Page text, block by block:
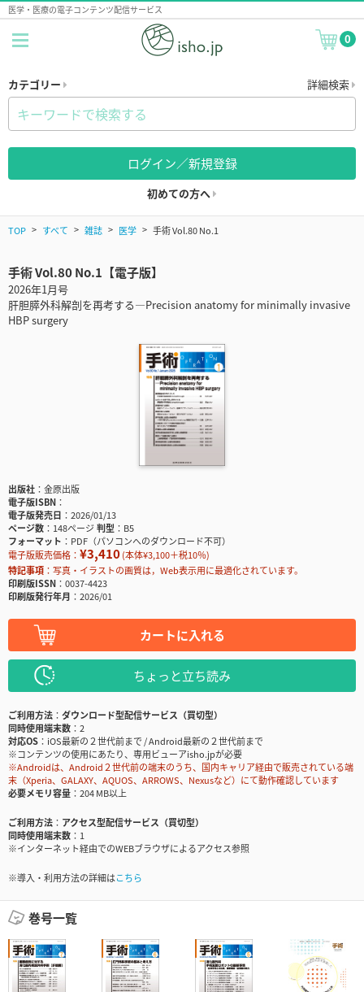
医学・医療の電子コンテンツ配信サービス
0
カテゴリー 詳細検索
ログイン／新規登録
初めての方へ
TOP すべて 雑誌 医学 手術 Vol.80 No.1
手術 Vol.80 No.1【電子版】
2026年1月号
肝胆膵外科解剖を再考する―Precision anatomy for minimally invasive
HBP surgery
出版社
金原出版
電子版ISBN
電子版発売日
2026/01/13
ページ数
148ページ判型
B5
フォーマット
PDF（パソコンへのダウンロード不可）
電子版販売価格： ¥3,410(本体¥3,100＋税10％)
特記事項
写真・イラストの画質は，Web表示用に最適化されています。
印刷版ISSN
0037-4423
印刷版発行年月
2026/01
カートに入れる
ちょっと立ち読み
ご利用方法
ダウンロード型配信サービス（買切型）
同時使用端末数
2
対応OS
iOS最新の２世代前まで / Android最新の２世代前まで
※コンテンツの使用にあたり、専用ビューアisho.jpが必要
※Androidは、Android２世代前の端末のうち、国内キャリア経由で販売されている端
末（Xperia、GALAXY、AQUOS、ARROWS、Nexusなど）にて動作確認しています
必要メモリ容量
204 MB以上
ご利用方法
アクセス型配信サービス（買切型）
同時使用端末数
1
※インターネット経由でのWEBブラウザによるアクセス参照
※導入・利用方法の詳細はこちら
巻号一覧